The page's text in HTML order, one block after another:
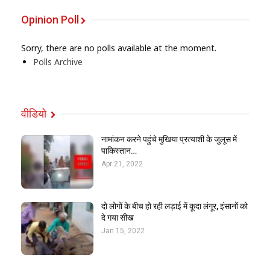
Opinion Poll
Sorry, there are no polls available at the moment.
Polls Archive
वीडियो
नामांकन करने पहुंचे मुखिया प्रत्याशी के जुलूस में
पाकिस्तान…
Apr 21, 2022
दो लोगों के बीच हो रही लड़ाई में कूदा लंगूर, इंसानों को
दे गया सीख
Jan 15, 2022